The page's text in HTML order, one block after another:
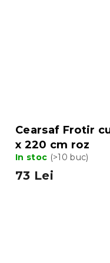
Cearsaf Frotir
x 220 cm roz
In stoc (>10 buc)
73 Lei